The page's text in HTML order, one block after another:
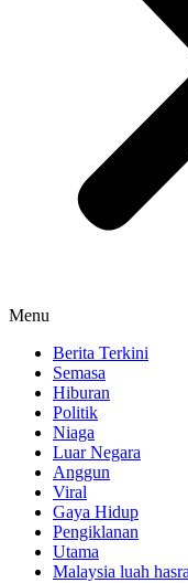
Menu
Berita Terkini
Semasa
Hiburan
Politik
Niaga
Luar Negara
Anggun
Viral
Gaya Hidup
Pengiklanan
Utama
Malaysia luah